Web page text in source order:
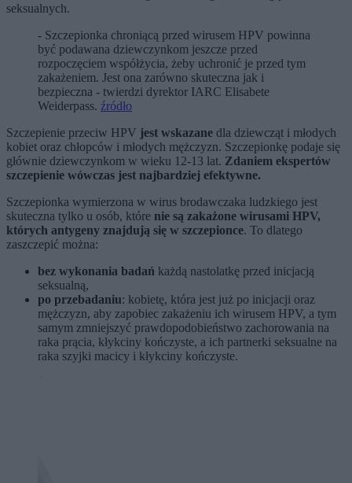
seksualnych.
- Szczepionka chroniącą przed wirusem HPV powinna
być podawana dziewczynkom jeszcze przed
rozpoczęciem współżycia, żeby uchronić je przed tym
zakażeniem. Jest ona zarówno skuteczna jak i
bezpieczna - twierdzi dyrektor IARC Elisabete
Weiderpass. źródło
Szczepienie przeciw HPV jest wskazane dla dziewcząt i młodych
kobiet oraz chłopców i młodych mężczyzn. Szczepionkę podaje się
głównie dziewczynkom w wieku 12-13 lat. Zdaniem ekspertów
szczepienie wówczas jest najbardziej efektywne.
Szczepionka wymierzona w wirus brodawczaka ludzkiego jest
skuteczna tylko u osób, które nie są zakażone wirusami HPV,
których antygeny znajdują się w szczepionce. To dlatego
zaszczepić można:
bez wykonania badań każdą nastolatkę przed inicjacją
seksualną,
po przebadaniu: kobietę, która jest już po inicjacji oraz
mężczyzn, aby zapobiec zakażeniu ich wirusem HPV, a tym
samym zmniejszyć prawdopodobieństwo zachorowania na
raka prącia, kłykciny kończyste, a ich partnerki seksualne na
raka szyjki macicy i kłykciny kończyste.